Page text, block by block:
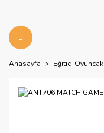
Anasayfa Eğitici Oyuncak